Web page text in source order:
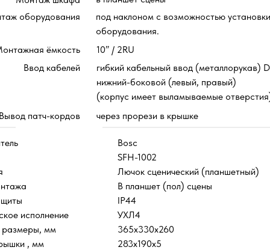
оборудования
ёмкость
Ввод кабелей
под наклоном с возможностью
оборудования.
10” / 2RU
гибкий кабельный ввод (металлорукав)
нижний-боковой (левый, правый)
(корпус имеет выламываемые
патч-кордов
через прорези в крышке
Bosc
SFH-1002
Лючок сценический (планшетный)
В планшет (пол) сцены
IP44
УХЛ4
365x330x260
283x190x5
исполнение
размеры, мм
, мм